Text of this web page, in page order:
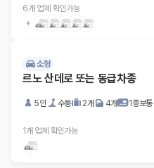
6개 업체 확인가능
소형
르노 산데로 또는 동급차종
5인 수동 2개 4개 1종보통
1개 업체 확인가능